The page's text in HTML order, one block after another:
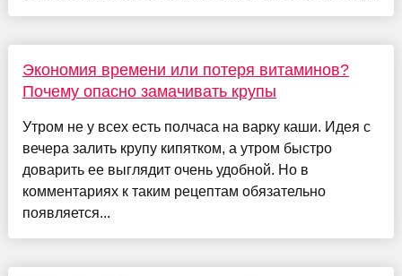
Экономия времени или потеря витаминов?
Почему опасно замачивать крупы
Утром не у всех есть полчаса на варку каши. Идея с
вечера залить крупу кипятком, а утром быстро
доварить ее выглядит очень удобной. Но в
комментариях к таким рецептам обязательно
появляется...